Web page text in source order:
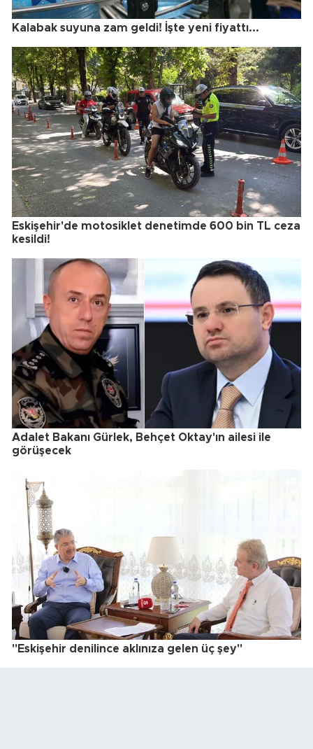
Kalabak suyuna zam geldi! İşte yeni fiyattı...
Eskişehir'de motosiklet denetimde 600 bin TL ceza
kesildi!
Adalet Bakanı Gürlek, Behçet Oktay'ın ailesi ile
görüşecek
"Eskişehir denilince aklınıza gelen üç şey"